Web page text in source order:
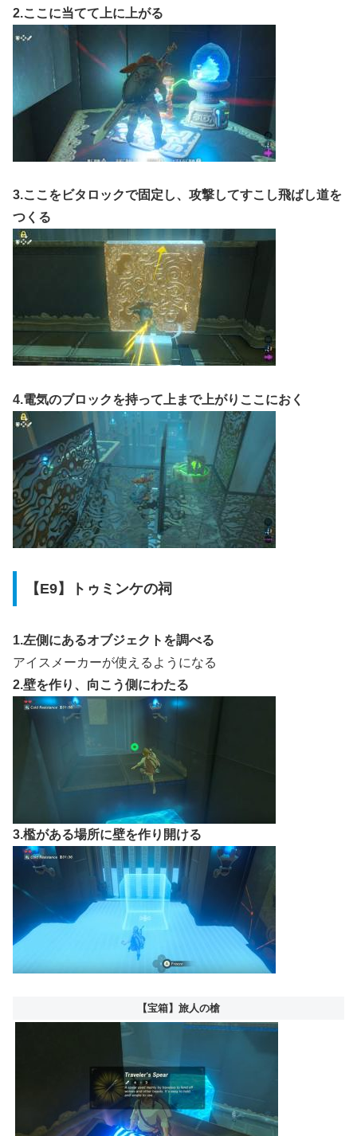
2.ここに当てて上に上がる
3.ここをビタロックで固定し、攻撃してすこし飛ばし道を
つくる
4.電気のブロックを持って上まで上がりここにおく
【E9】トゥミンケの祠
1.左側にあるオブジェクトを調べる
アイスメーカーが使えるようになる
2.壁を作り、向こう側にわたる
3.檻がある場所に壁を作り開ける
【宝箱】旅人の槍